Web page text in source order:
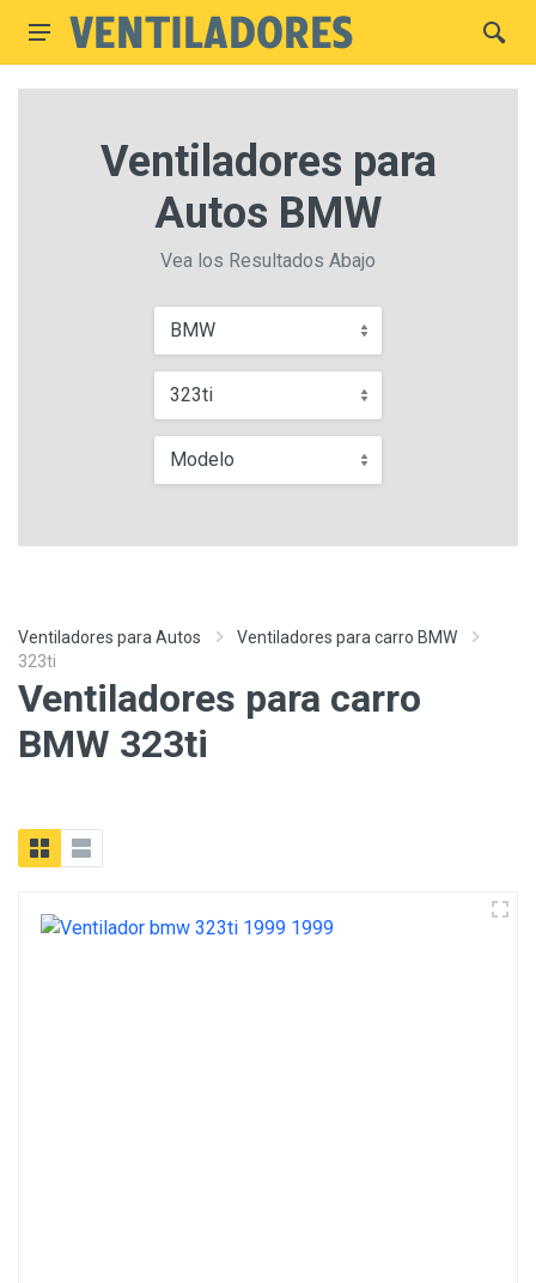
Ventiladores para
Autos BMW
Vea los Resultados Abajo
BMW
323ti
Modelo
Ventiladores para Autos
Ventiladores para carro BMW
323ti
Ventiladores para carro
BMW 323ti